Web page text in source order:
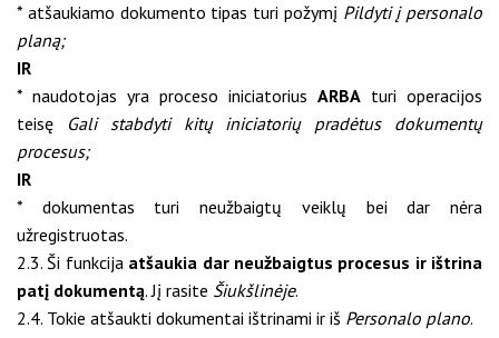
* atšaukiamo dokumento tipas turi požymį Pildyti į personalo
planą;
IR
* naudotojas yra proceso iniciatorius ARBA turi operacijos
teisę
Gali stabdyti kitų iniciatorių pradėtus dokumentų
procesus;
IR
* dokumentas turi neužbaigtų veiklų bei dar nėra
užregistruotas.
2.3. Ši funkcija atšaukia dar neužbaigtus procesus ir ištrina
patį dokumentą. Jį rasite Šiukšlinėje.
2.4. Tokie atšaukti dokumentai ištrinami ir iš Personalo plano.